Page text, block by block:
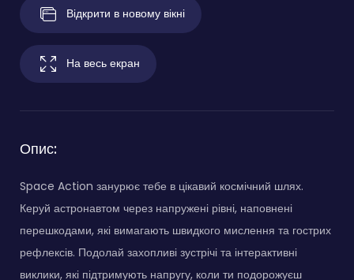
Відкрити в новому вікні
На весь екран
Опис:
Space Action занурює тебе в цікавий космічний шлях.
Керуй астронавтом через напружені рівні, наповнені
перешкодами, які вимагають швидкого мислення та гострих
рефлексів. Подолай захопливі зустрічі та інтерактивні
виклики, які підтримують напругу, коли ти подорожуєш